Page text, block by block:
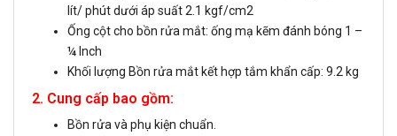
lít/ phút dưới áp suất 2.1 kgf/cm2
Ống cột cho bồn rửa mắt: ống mạ kẽm đánh bóng 1 –
¼ Inch
Khối lượng Bồn rửa mắt kết hợp tắm khẩn cấp: 9.2 kg
2. Cung cấp bao gồm:
Bồn rửa và phụ kiện chuẩn.